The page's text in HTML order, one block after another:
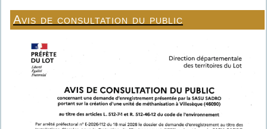
Avis de consultation du public